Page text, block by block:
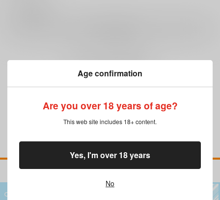
Age confirmation
Are you over 18 years of age?
This web site includes 18+ content.
No
Yes, I'm over 18 years